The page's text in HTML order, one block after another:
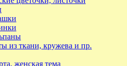
из ткани, кружева и пр.
женская тема